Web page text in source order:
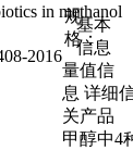
in methanol
2016
规
格：
基本
信息
量值信
息 详细
关产品
甲醇中4